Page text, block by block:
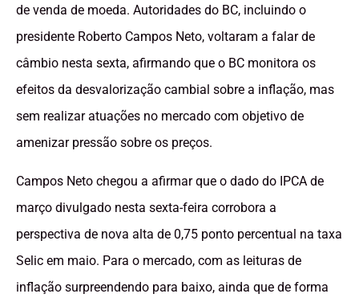
de venda de moeda. Autoridades do BC, incluindo o
presidente Roberto Campos Neto, voltaram a falar de
câmbio nesta sexta, afirmando que o BC monitora os
efeitos da desvalorização cambial sobre a inflação, mas
sem realizar atuações no mercado com objetivo de
amenizar pressão sobre os preços.
Campos Neto chegou a afirmar que o dado do IPCA de
março divulgado nesta sexta-feira corrobora a
perspectiva de nova alta de 0,75 ponto percentual na taxa
Selic em maio. Para o mercado, com as leituras de
inflação surpreendendo para baixo, ainda que de forma